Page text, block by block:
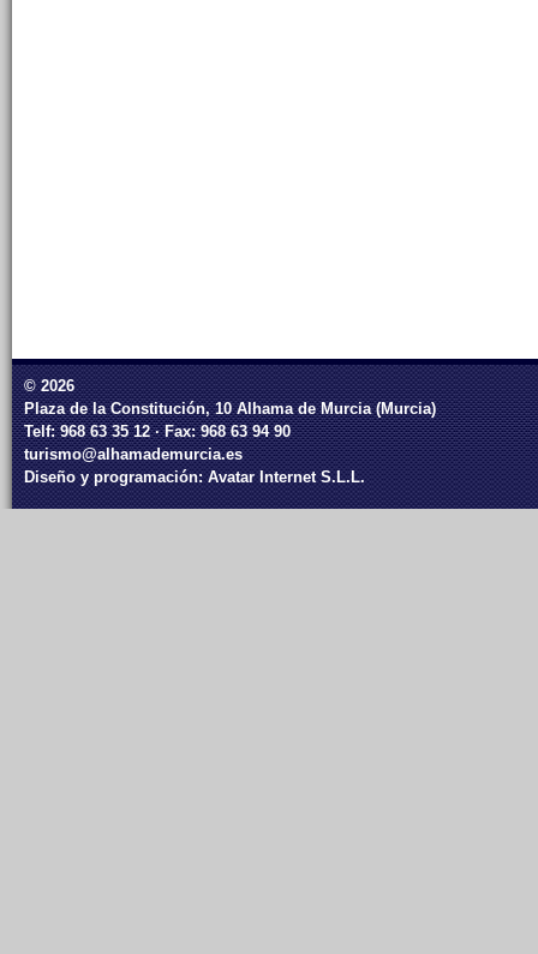
© 2026
Plaza de la Constitución, 10 Alhama de Murcia (Murcia)
Telf: 968 63 35 12 · Fax: 968 63 94 90
turismo@alhamademurcia.es
Diseño y programación:Avatar Internet S.L.L.